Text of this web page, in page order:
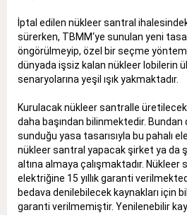
İptal edilen nükleer santral
sürerken, TBMM‘ye sunulan yeni
öngörülmeyip, özel bir seçme
dünyada işsiz kalan nükleer lobilerin
senaryolarına yeşil ışık yakmaktadır.
Kurulacak nükleer santralle üretilecek
daha başından bilinmektedir. Bundan
sunduğu yasa tasarısıyla bu pahalı
nükleer santral yapacak şirket ya da
altına almaya çalışmaktadır. Nükleer
elektriğine 15 yıllık garanti
bedava denilebilecek kaynakları için
garanti verilmemiştir. Yenilenebilir